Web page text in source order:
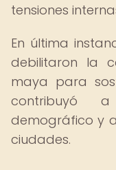
tensiones
En última
debilitaron la
maya para
contribuyó
demográfico y
ciudades.